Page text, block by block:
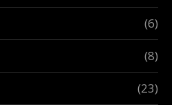
(6)
(8)
(23)